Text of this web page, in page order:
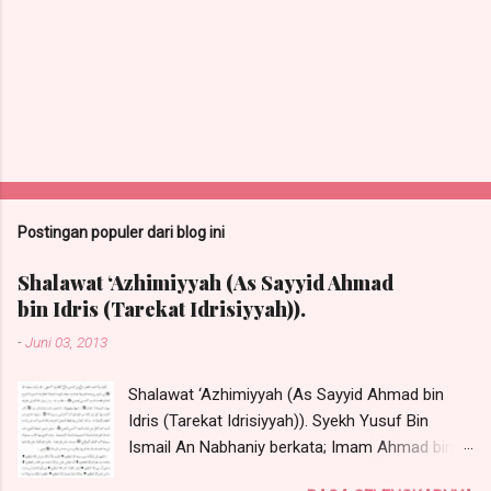
Postingan populer dari blog ini
Shalawat ‘Azhimiyyah (As Sayyid Ahmad
bin Idris (Tarekat Idrisiyyah)).
-Juni 03, 2013
Shalawat ‘Azhimiyyah (As Sayyid Ahmad bin
Idris (Tarekat Idrisiyyah)). Syekh Yusuf Bin
Ismail An Nabhaniy berkata; Imam Ahmad bin